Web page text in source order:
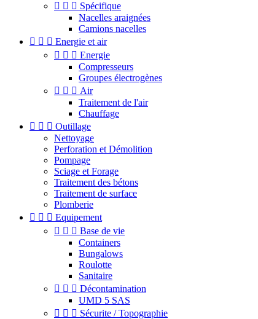
   Spécifique
Nacelles araignées
Camions nacelles
   Energie et air
   Energie
Compresseurs
Groupes électrogènes
   Air
Traitement de l'air
Chauffage
   Outillage
Nettoyage
Perforation et Démolition
Pompage
Sciage et Forage
Traitement des bétons
Traitement de surface
Plomberie
   Equipement
   Base de vie
Containers
Bungalows
Roulotte
Sanitaire
   Décontamination
UMD 5 SAS
   Sécurite / Topographie